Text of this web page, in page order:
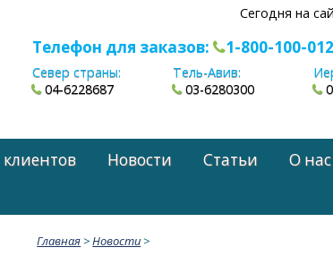
Сегодня на
Телефон для заказов: 1-800-100-012
Север страны:
04-6228687
Тель-Авив:
03-6280300
Новости Статьи О нас
Главная >Новости >